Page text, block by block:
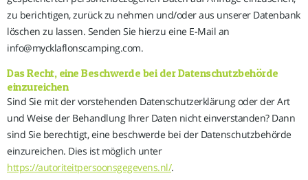
zu berichtigen, zurück zu nehmen und/oder aus unserer Datenbank
löschen zu lassen. Senden Sie hierzu eine E-Mail an
info@mycklaflonscamping.com.
Das Recht, eine Beschwerde bei der Datenschutzbehörde
einzureichen
Sind Sie mit der vorstehenden Datenschutzerklärung oder der Art
und Weise der Behandlung Ihrer Daten nicht einverstanden? Dann
sind Sie berechtigt, eine beschwerde bei der Datenschutzbehörde
einzureichen. Dies ist möglich unter
https://autoriteitpersoonsgegevens.nl/.